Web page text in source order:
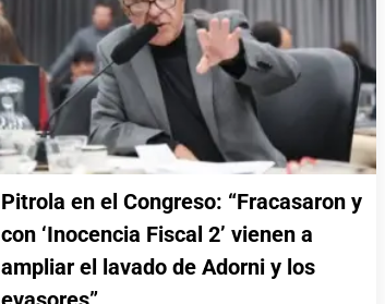
Pitrola en el Congreso: “Fracasaron y
con ‘Inocencia Fiscal 2’ vienen a
ampliar el lavado de Adorni y los